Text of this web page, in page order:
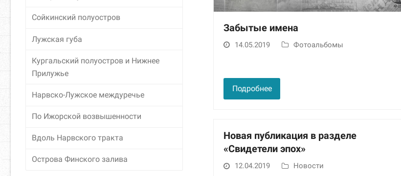
Забытые имена
14.05.2019 Фотоальбомы
Подробнее
Новая публикация в разделе
«Свидетели эпох»
12.04.2019 Новости
Сойкинский полуостров
Лужская губа
Кургальский полуостров и Нижнее
Прилужье
Нарвско-Лужское междуречье
По Ижорской возвышенности
Вдоль Нарвского тракта
Острова Финского залива
веб-сайта.